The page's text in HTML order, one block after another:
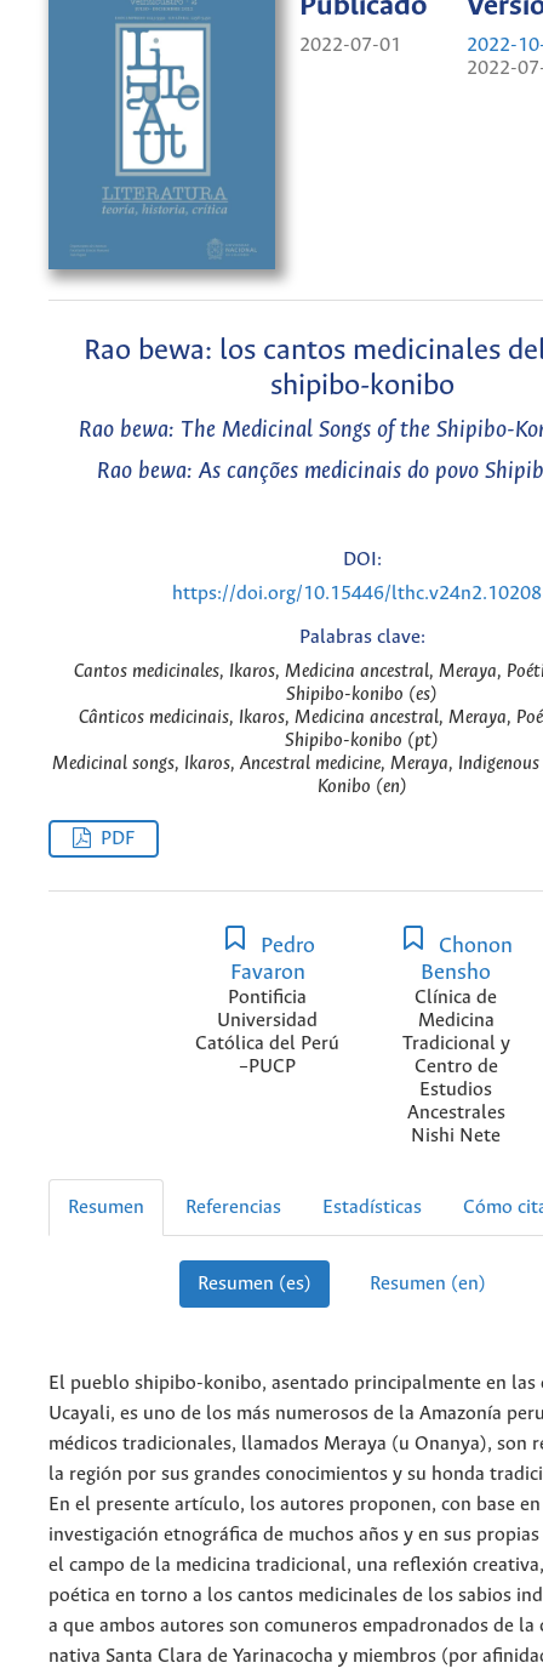
Publicado
2022-07-01
2022-
2022-
Rao bewa: los cantos medicinales
shipibo-konibo
Rao bewa: The Medicinal Songs of the Shipibo-
Rao bewa: As canções medicinais do povo
DOI:
https://doi.org/10.15446/
Palabras clave:
Cantos medicinales, Ikaros, Medicina ancestral, Meraya,
Shipibo-konibo (es)
Cânticos medicinais, Ikaros, Medicina ancestral, Meraya,
Shipibo-konibo (pt)
Medicinal songs, Ikaros, Ancestral medicine, Meraya,
Konibo (en)
PDF
Pedro
Favaron
Pontificia
Universidad
Católica del Perú
–PUCP
Chonon
Bensho
Clínica de
Medicina
Tradicional y
Centro de
Estudios
Ancestrales
Nishi Nete
Resumen Referencias Estadísticas Cómo
Resumen (es) Resumen (en)
El pueblo shipibo-konibo, asentado principalmente en
Ucayali, es uno de los más numerosos de la Amazonía
médicos tradicionales, llamados Meraya (u Onanya), son
la región por sus grandes conocimientos y su honda
En el presente artículo, los autores proponen, con base
investigación etnográfica de muchos años y en sus
el campo de la medicina tradicional, una reflexión
poética en torno a los cantos medicinales de los sabios
a que ambos autores son comuneros empadronados de la
nativa Santa Clara de Yarinacocha y miembros (por